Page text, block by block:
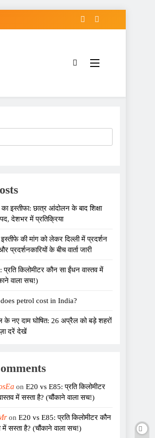
का इस्तीफा: छात्र आंदोलन के बाद शिक्षा
देशभर में प्रतिक्रिया
इस्तीफे की मांग को लेकर दिल्ली में प्रदर्शन
के बीच वार्ता जारी
किलोमीटर कौन सा ईंधन वास्तव में
वाला सच!)
petrol cost in India?
के नए दाम घोषित: 26 अप्रैल को बड़े शहरों
दरें देखें
on E20 vs E85: प्रति किलोमीटर
में सस्ता है? (चौंकाने वाला सच!)
on E20 vs E85: प्रति किलोमीटर कौन
में सस्ता है? (चौंकाने वाला सच!)